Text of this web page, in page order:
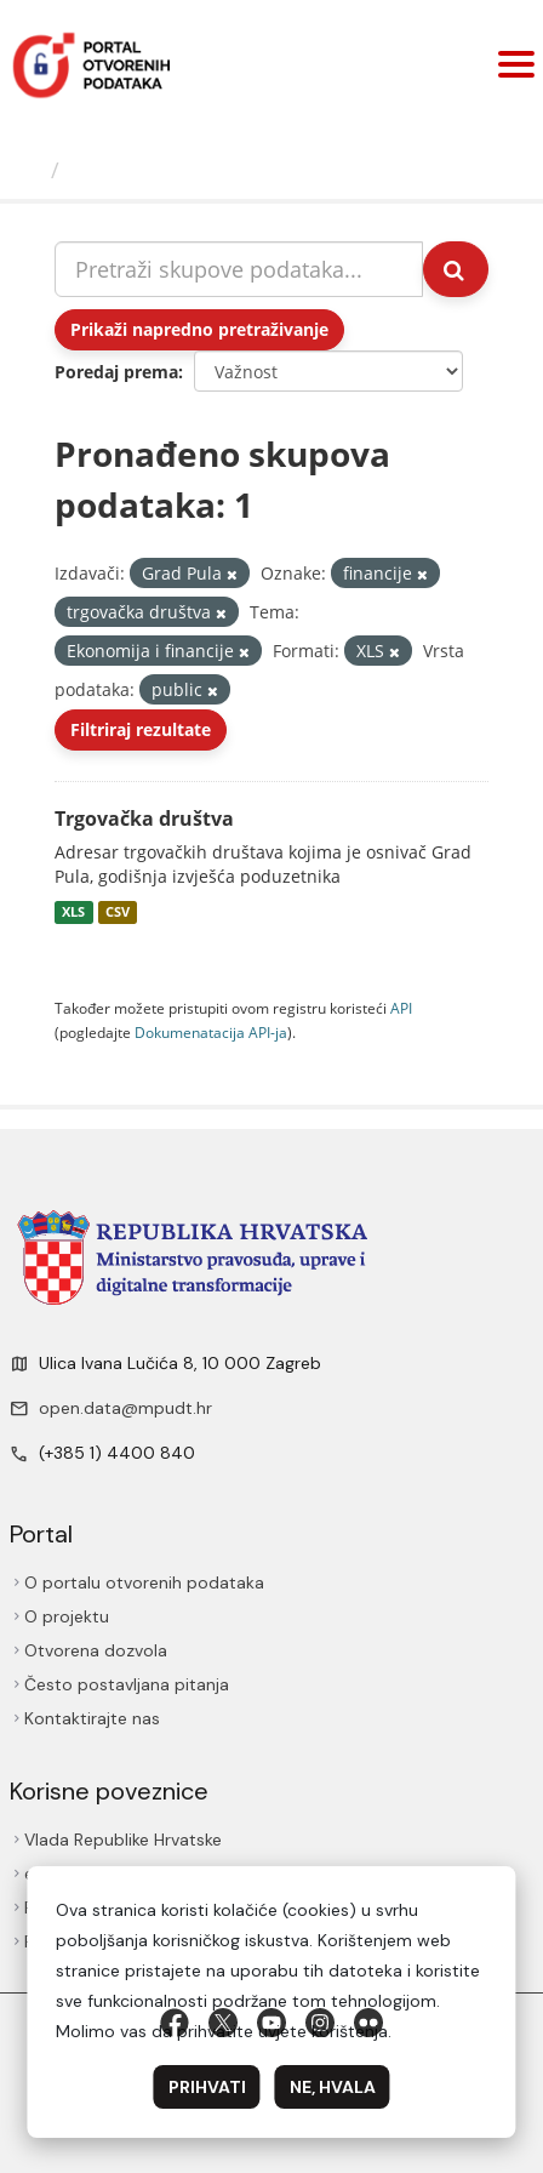
sadržaj
Prikaži napredno pretraživanje
Poredaj prema
Pronađeno skupova
podataka: 1
Izdavači: Grad Pula Oznake:
financije
trgovačka društva
Tema:
Ekonomija i financije
Formati: XLS
Vrsta
podataka:
public
Filtriraj rezultate
Trgovačka društva
Adresar trgovačkih društava kojima je osnivač Grad
Pula, godišnja izvješća poduzetnika
XLS CSV
Također možete pristupiti ovom registru koristeći API
(pogledajte Dokumenаtаcijа API-jа).